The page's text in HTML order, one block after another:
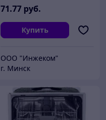
71.77 руб.
Купить
ООО "Инжеком"
г. Минск